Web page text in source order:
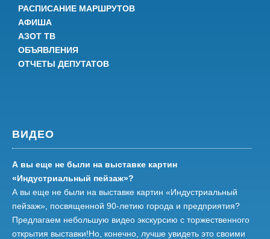
РАСПИСАНИЕ МАРШРУТОВ
АФИША
АЗОТ ТВ
ОБЪЯВЛЕНИЯ
ОТЧЕТЫ ДЕПУТАТОВ
ВИДЕО
А вы еще не были на выставке картин
«Индустриальный пейзаж»?
А вы еще не были на выставке картин «Индустриальный
пейзаж», посвященной 90-летию города и предприятия?
Предлагаем небольшую видео экскурсию с торжественного
открытия выставки!Но, конечно, лучше увидеть это своими